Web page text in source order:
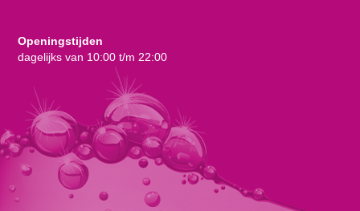
Openingstijden
dagelijks van 10:00 t/m 22:00